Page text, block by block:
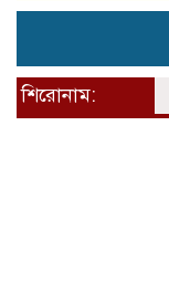
শিরোনাম: